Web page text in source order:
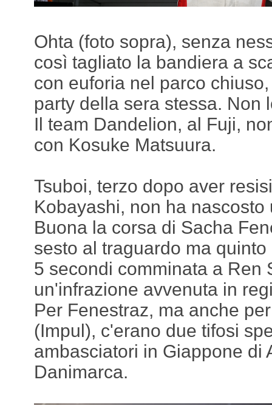
Ohta (foto sopra), senza
così tagliato la bandiera a
con euforia nel parco
party della sera stessa. Non
Il team Dandelion, al Fuji,
con Kosuke Matsuura.
Tsuboi, terzo dopo aver
Kobayashi, non ha
Buona la corsa di Sacha
sesto al traguardo ma
5 secondi comminata a Ren
un'infrazione avvenuta in
Per Fenestraz, ma anche
(Impul), c'erano due tifosi
ambasciatori in Giappone di
Danimarca.